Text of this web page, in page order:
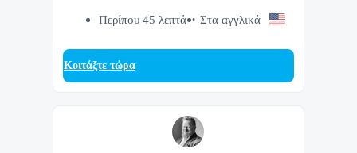
Περίπου 45 λεπτά Στα αγγλικά
Κοιτάξτε τώρα